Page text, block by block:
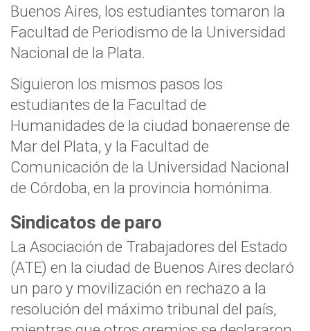
Buenos Aires, los estudiantes tomaron la
Facultad de Periodismo de la Universidad
Nacional de la Plata.
Siguieron los mismos pasos los
estudiantes de la Facultad de
Humanidades de la ciudad bonaerense de
Mar del Plata, y la Facultad de
Comunicación de la Universidad Nacional
de Córdoba, en la provincia homónima.
Sindicatos de paro
La Asociación de Trabajadores del Estado
(ATE) en la ciudad de Buenos Aires declaró
un paro y movilización en rechazo a la
resolución del máximo tribunal del país,